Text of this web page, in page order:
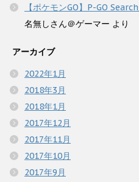
【ポケモンGO】P-GO
名無しさん＠ゲーマー より
アーカイブ
2022年1月
2018年3月
2018年1月
2017年12月
2017年11月
2017年10月
2017年9月